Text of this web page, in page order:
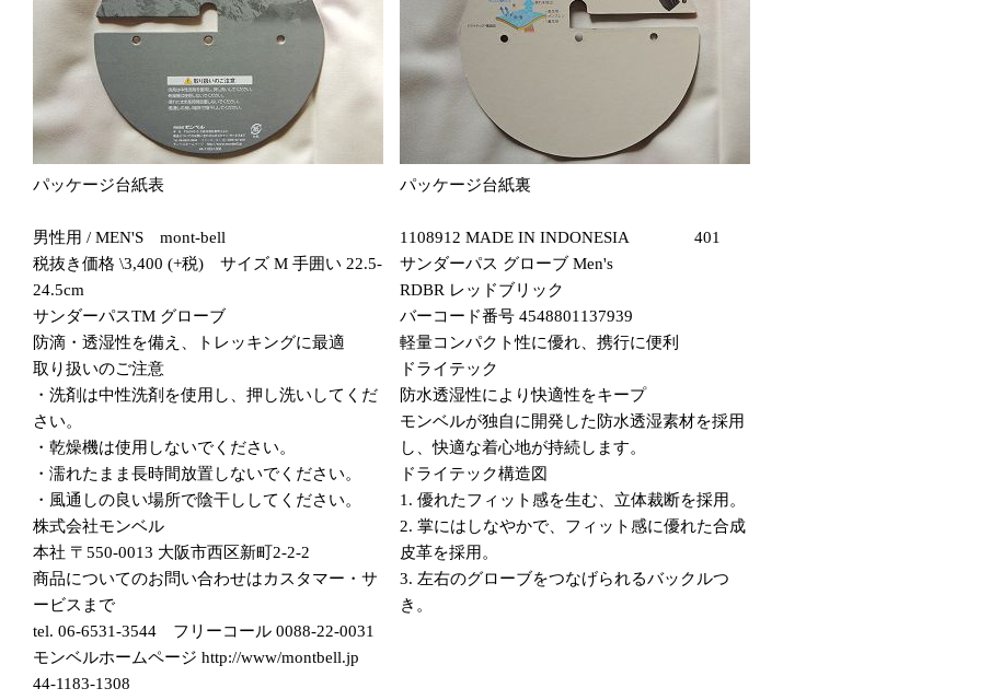
パッケージ台紙表
男性用 / MEN'S mont-bell
税抜き価格 \3,400 (+税) サイズ M 手囲い 22.5-
24.5cm
サンダーパスTM グローブ
防滴・透湿性を備え、トレッキングに最適
取り扱いのご注意
・洗剤は中性洗剤を使用し、押し洗いしてくだ
さい。
・乾燥機は使用しないでください。
・濡れたまま長時間放置しないでください。
・風通しの良い場所で陰干ししてください。
株式会社モンベル
本社 〒550-0013 大阪市西区新町2-2-2
商品についてのお問い合わせはカスタマー・サ
ービスまで
tel. 06-6531-3544 フリーコール 0088-22-0031
モンベルホームページ http://www/montbell.jp
44-1183-1308
パッケージ台紙裏
1108912 MADE IN INDONESIA 401
サンダーパス グローブ Men's
RDBR レッドブリック
バーコード番号 4548801137939
軽量コンパクト性に優れ、携行に便利
ドライテック
防水透湿性により快適性をキープ
モンベルが独自に開発した防水透湿素材を採用
し、快適な着心地が持続します。
ドライテック構造図
1. 優れたフィット感を生む、立体裁断を採用。
2. 掌にはしなやかで、フィット感に優れた合成
皮革を採用。
3. 左右のグローブをつなげられるバックルつ
き。